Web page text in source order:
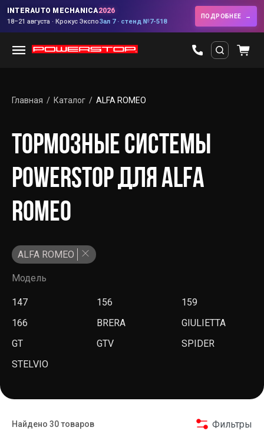
INTERAUTO MECHANICA2026
18–21 августа · Крокус ЭкспоЗал 7 · стенд №7-518
ПОДРОБНЕЕ
Главная Каталог ALFA ROMEO
ТОРМОЗНЫЕ СИСТЕМЫ
POWERSTOP ДЛЯ ALFA
ROMEO
ALFA ROMEO
Модель
147 156
159
166
BRERA
GIULIETTA
GT
GTV
SPIDER
STELVIO
Найдено 30 товаров Фильтры